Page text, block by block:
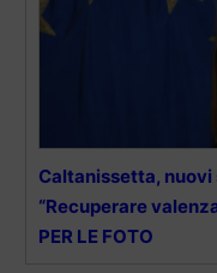
Caltanissetta, nuovi
“Recuperare
PER LE FOTO